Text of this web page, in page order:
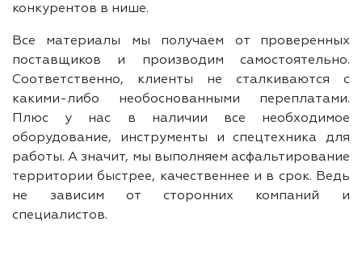
конкурентов в нише.
Все материалы мы получаем от проверенных
поставщиков и производим самостоятельно.
Соответственно, клиенты не сталкиваются с
какими-либо необоснованными переплатами.
Плюс у нас в наличии все необходимое
оборудование, инструменты и спецтехника для
работы. А значит, мы выполняем асфальтирование
территории быстрее, качественнее и в срок. Ведь
не зависим от сторонних компаний и
специалистов.